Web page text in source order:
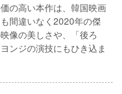
の高い本作は、韓国映画
間違いなく2020年の傑
像の美しさや、「後ろ
ンジの演技にもひき込ま